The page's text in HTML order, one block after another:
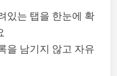
있는 탭을 한눈에 확
을 남기지 않고 자유